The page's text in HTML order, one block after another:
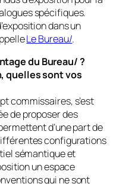
spécifiques.
dans un
Le Bureau/.
du Bureau/ ?
quelles sont vos
commissaires, s’est
de proposer des
d’une part de
configurations
sémantique et
un espace
qui ne sont